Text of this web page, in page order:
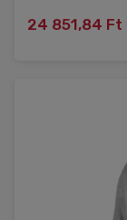
24 851,84 Ft